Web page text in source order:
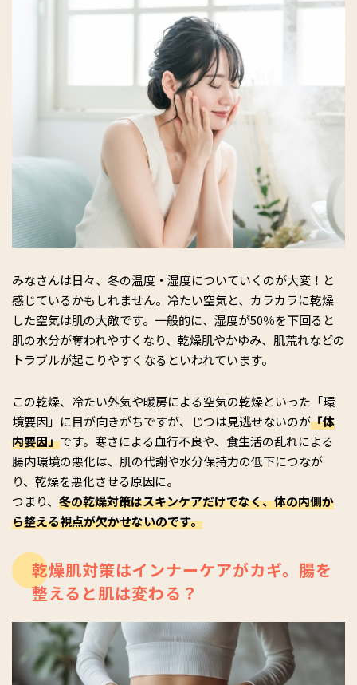
みなさんは日々、冬の温度・湿度についていくのが大変！と
感じているかもしれません。冷たい空気と、カラカラに乾燥
した空気は肌の大敵です。一般的に、湿度が50％を下回ると
肌の水分が奪われやすくなり、乾燥肌やかゆみ、肌荒れなどの
トラブルが起こりやすくなるといわれています。
この乾燥、冷たい外気や暖房による空気の乾燥といった「環
境要因」に目が向きがちですが、じつは見逃せないのが「体
内要因」です。寒さによる血行不良や、食生活の乱れによる
腸内環境の悪化は、肌の代謝や水分保持力の低下につなが
り、乾燥を悪化させる原因に。
つまり、 冬の乾燥対策はスキンケアだけでなく、体の内側か
ら整える視点が欠かせないのです。
乾燥肌対策はインナーケアがカギ。腸を
整えると肌は変わる？